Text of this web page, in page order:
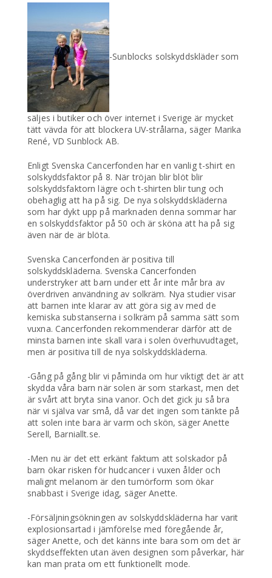
-Sunblocks solskyddskläder som
säljes i butiker och över internet i Sverige är mycket
tätt vävda för att blockera UV-strålarna, säger Marika
René, VD Sunblock AB.
Enligt Svenska Cancerfonden har en vanlig t-shirt en
solskyddsfaktor på 8. När tröjan blir blöt blir
solskyddsfaktorn lägre och t-shirten blir tung och
obehaglig att ha på sig. De nya solskyddskläderna
som har dykt upp på marknaden denna sommar har
en solskyddsfaktor på 50 och är sköna att ha på sig
även när de är blöta.
Svenska Cancerfonden är positiva till
solskyddskläderna. Svenska Cancerfonden
understryker att barn under ett år inte mår bra av
överdriven användning av solkräm. Nya studier visar
att barnen inte klarar av att göra sig av med de
kemiska substanserna i solkräm på samma sätt som
vuxna. Cancerfonden rekommenderar därför att de
minsta barnen inte skall vara i solen överhuvudtaget,
men är positiva till de nya solskyddskläderna.
-Gång på gång blir vi påminda om hur viktigt det är att
skydda våra barn när solen är som starkast, men det
är svårt att bryta sina vanor. Och det gick ju så bra
när vi själva var små, då var det ingen som tänkte på
att solen inte bara är varm och skön, säger Anette
Serell, Barniallt.se.
-Men nu är det ett erkänt faktum att solskador på
barn ökar risken för hudcancer i vuxen ålder och
malignt melanom är den tumörform som ökar
snabbast i Sverige idag, säger Anette.
-Försäljningsökningen av solskyddskläderna har varit
explosionsartad i jämförelse med föregående år,
säger Anette, och det känns inte bara som om det är
skyddseffekten utan även designen som påverkar, här
kan man prata om ett funktionellt mode.